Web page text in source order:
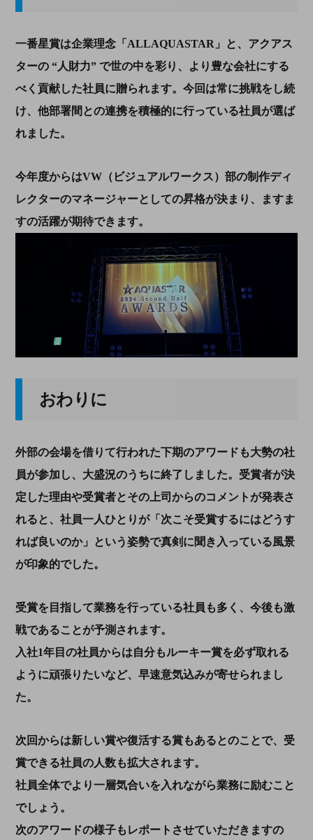
一番星賞は企業理念「ALLAQUASTAR」と、アクアス
ターの “人財力” で世の中を彩り、より豊な会社にする
べく貢献した社員に贈られます。今回は常に挑戦をし続
け、他部署間との連携を積極的に行っている社員が選ば
れました。
今年度からはVW（ビジュアルワークス）部の制作ディ
レクターのマネージャーとしての昇格が決まり、ますま
すの活躍が期待できます。
おわりに
外部の会場を借りて行われた下期のアワードも大勢の社
員が参加し、大盛況のうちに終了しました。受賞者が決
定した理由や受賞者とその上司からのコメントが発表さ
れると、社員一人ひとりが「次こそ受賞するにはどうす
れば良いのか」という姿勢で真剣に聞き入っている風景
が印象的でした。
受賞を目指して業務を行っている社員も多く、今後も激
戦であることが予測されます。
入社1年目の社員からは自分もルーキー賞を必ず取れる
ように頑張りたいなど、早速意気込みが寄せられまし
た。
次回からは新しい賞や復活する賞もあるとのことで、受
賞できる社員の人数も拡大されます。
社員全体でより一層気合いを入れながら業務に励むこと
でしょう。
次のアワードの様子もレポートさせていただきますの